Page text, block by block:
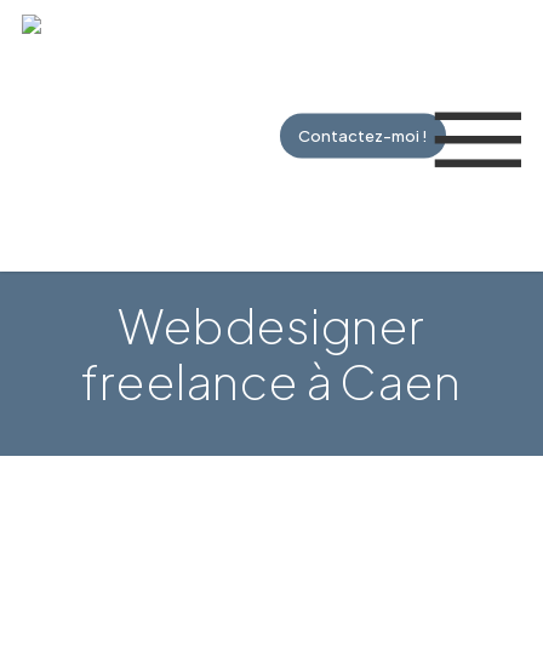
Skip
Contactez-moi !
Webdesigner
freelance à Caen